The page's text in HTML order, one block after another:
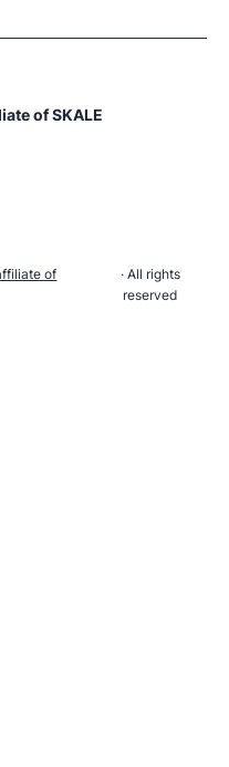
of SKALE
of
· All rights
reserved